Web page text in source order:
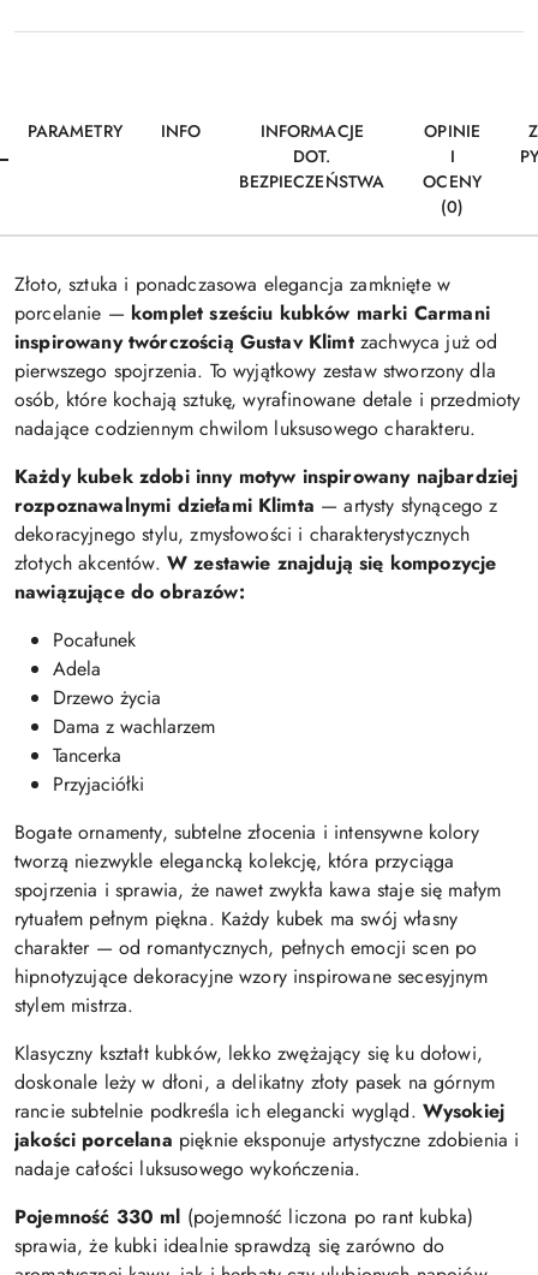
PARAMETRY INFO
INFORMACJE
DOT.
BEZPIECZEŃSTWA
OPINIE
I
OCENY
(0)
Złoto, sztuka i ponadczasowa elegancja zamknięte w
porcelanie — komplet sześciu kubków marki Carmani
inspirowany twórczością Gustav Klimtzachwyca już od
pierwszego spojrzenia. To wyjątkowy zestaw stworzony dla
osób, które kochają sztukę, wyrafinowane detale i przedmioty
nadające codziennym chwilom luksusowego charakteru.
Każdy kubek zdobi inny motyw inspirowany najbardziej
rozpoznawalnymi dziełami Klimta — artysty słynącego z
dekoracyjnego stylu, zmysłowości i charakterystycznych
złotych akcentów. W zestawie znajdują się kompozycje
nawiązujące do obrazów:
Pocałunek
Adela
Drzewo życia
Dama z wachlarzem
Tancerka
Przyjaciółki
Bogate ornamenty, subtelne złocenia i intensywne kolory
tworzą niezwykle elegancką kolekcję, która przyciąga
spojrzenia i sprawia, że nawet zwykła kawa staje się małym
rytuałem pełnym piękna. Każdy kubek ma swój własny
charakter — od romantycznych, pełnych emocji scen po
hipnotyzujące dekoracyjne wzory inspirowane secesyjnym
stylem mistrza.
Klasyczny kształt kubków, lekko zwężający się ku dołowi,
doskonale leży w dłoni, a delikatny złoty pasek na górnym
rancie subtelnie podkreśla ich elegancki wygląd. Wysokiej
jakości porcelana pięknie eksponuje artystyczne zdobienia i
nadaje całości luksusowego wykończenia.
Pojemność 330 ml (pojemność liczona po rant kubka)
sprawia, że kubki idealnie sprawdzą się zarówno do